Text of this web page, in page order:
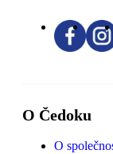
O Čedoku
O